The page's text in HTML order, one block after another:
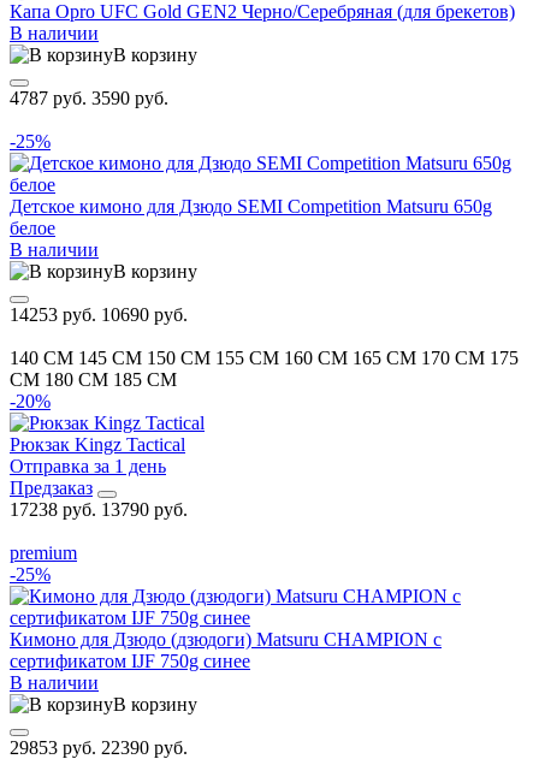
Капа Opro UFC Gold GEN2 Черно/Серебряная (для брекетов)
В наличии
В корзину
4787 руб. 3590 руб.
-25%
Детское кимоно для Дзюдо SEMI Competition Matsuru 650g
белое
В наличии
В корзину
14253 руб. 10690 руб.
140 CM 145 CM 150 CM 155 CM 160 CM 165 CM 170 CM 175
CM 180 CM 185 CM
-20%
Рюкзак Kingz Tactical
Отправка за 1 день
Предзаказ
17238 руб. 13790 руб.
premium
-25%
Кимоно для Дзюдо (дзюдоги) Matsuru CHAMPION с
сертификатом IJF 750g синее
В наличии
В корзину
29853 руб. 22390 руб.